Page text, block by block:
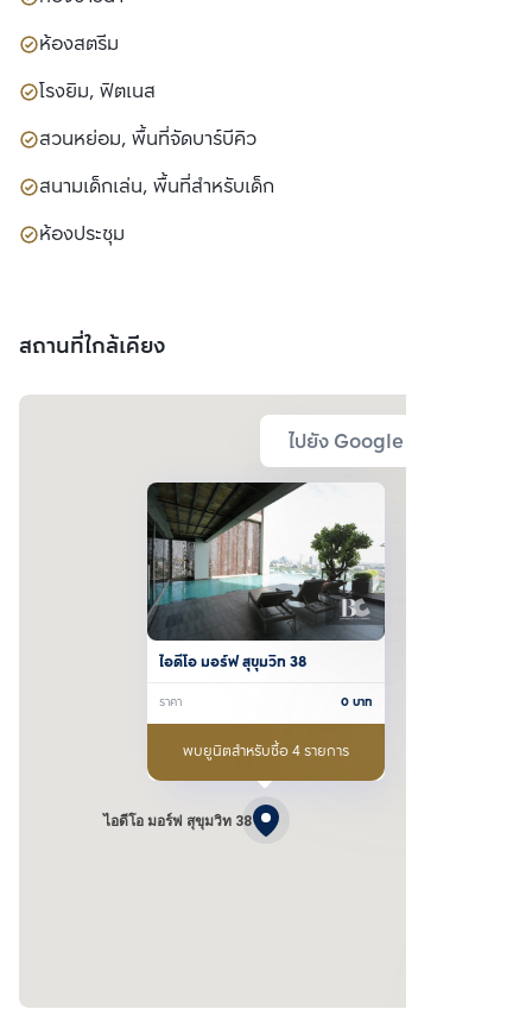
ห้องสตรีม
โรงยิม, ฟิตเนส
สวนหย่อม, พื้นที่จัดบาร์บีคิว
สนามเด็กเล่น, พื้นที่สำหรับเด็ก
ห้องประชุม
สถานที่ใกล้เคียง
ไปยัง Google Map
ไอดีโอ มอร์ฟ สุขุมวิท 38
ไอดีโอ มอร์ฟ สุขุมวิท 38
ราคา 0 บาท
พบยูนิตสำหรับซื้อ 4 รายการ